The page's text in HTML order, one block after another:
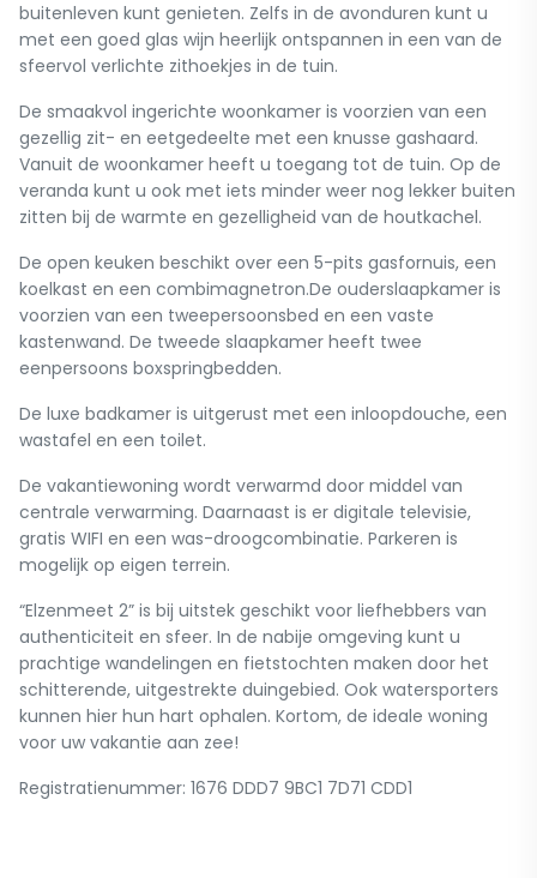
buitenleven kunt genieten. Zelfs in de avonduren kunt u
met een goed glas wijn heerlijk ontspannen in een van de
sfeervol verlichte zithoekjes in de tuin.
De smaakvol ingerichte woonkamer is voorzien van een
gezellig zit- en eetgedeelte met een knusse gashaard.
Vanuit de woonkamer heeft u toegang tot de tuin. Op de
veranda kunt u ook met iets minder weer nog lekker buiten
zitten bij de warmte en gezelligheid van de houtkachel.
De open keuken beschikt over een 5-pits gasfornuis, een
koelkast en een combimagnetron.De ouderslaapkamer is
voorzien van een tweepersoonsbed en een vaste
kastenwand. De tweede slaapkamer heeft twee
eenpersoons boxspringbedden.
De luxe badkamer is uitgerust met een inloopdouche, een
wastafel en een toilet.
De vakantiewoning wordt verwarmd door middel van
centrale verwarming. Daarnaast is er digitale televisie,
gratis WIFI en een was-droogcombinatie. Parkeren is
mogelijk op eigen terrein.
“Elzenmeet 2” is bij uitstek geschikt voor liefhebbers van
authenticiteit en sfeer. In de nabije omgeving kunt u
prachtige wandelingen en fietstochten maken door het
schitterende, uitgestrekte duingebied. Ook watersporters
kunnen hier hun hart ophalen. Kortom, de ideale woning
voor uw vakantie aan zee!
Registratienummer: 1676 DDD7 9BC1 7D71 CDD1